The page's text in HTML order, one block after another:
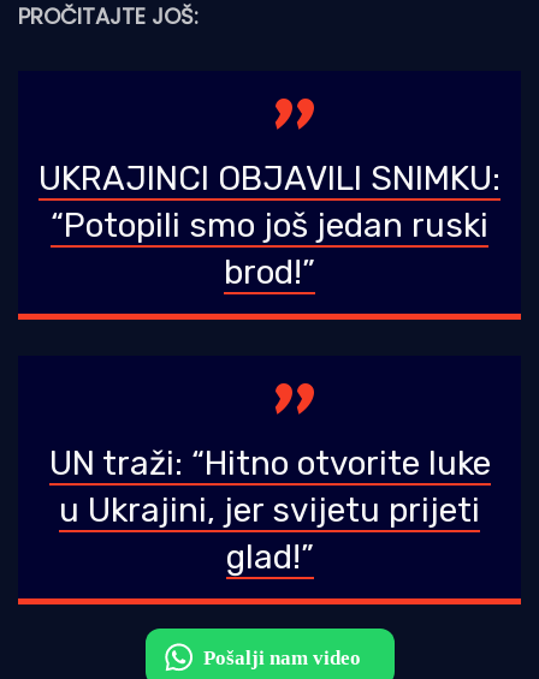
PROČITAJTE JOŠ:
UKRAJINCI OBJAVILI SNIMKU:
“Potopili smo još jedan ruski
brod!”
UN traži: “Hitno otvorite luke
u Ukrajini, jer svijetu prijeti
glad!”